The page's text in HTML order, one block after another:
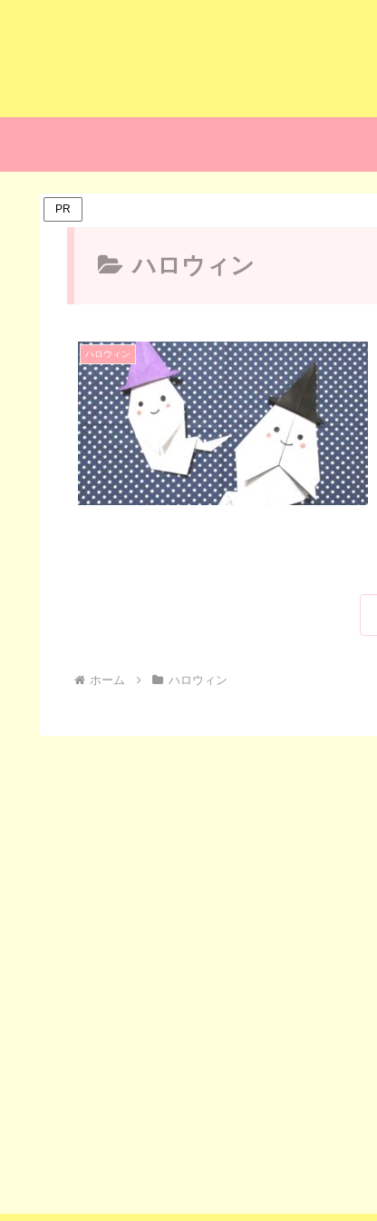
PR
ハロウィン
ハロウィン
ホーム ハロウィン